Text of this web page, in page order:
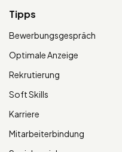
Tipps
Bewerbungsgespräch
Optimale Anzeige
Rekrutierung
Soft Skills
Karriere
Mitarbeiterbindung